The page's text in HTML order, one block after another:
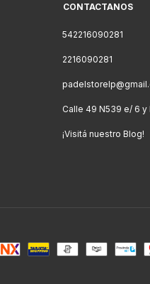
CONTACTANOS
542216090281
2216090281
Calle 49 N539 e/ 6 y
¡Visitá nuestro Blog!